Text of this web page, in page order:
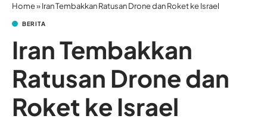
Home»Iran Tembakkan Ratusan Drone dan Roket ke Israel
BERITA
Iran Tembakkan
Ratusan Drone dan
Roket ke Israel